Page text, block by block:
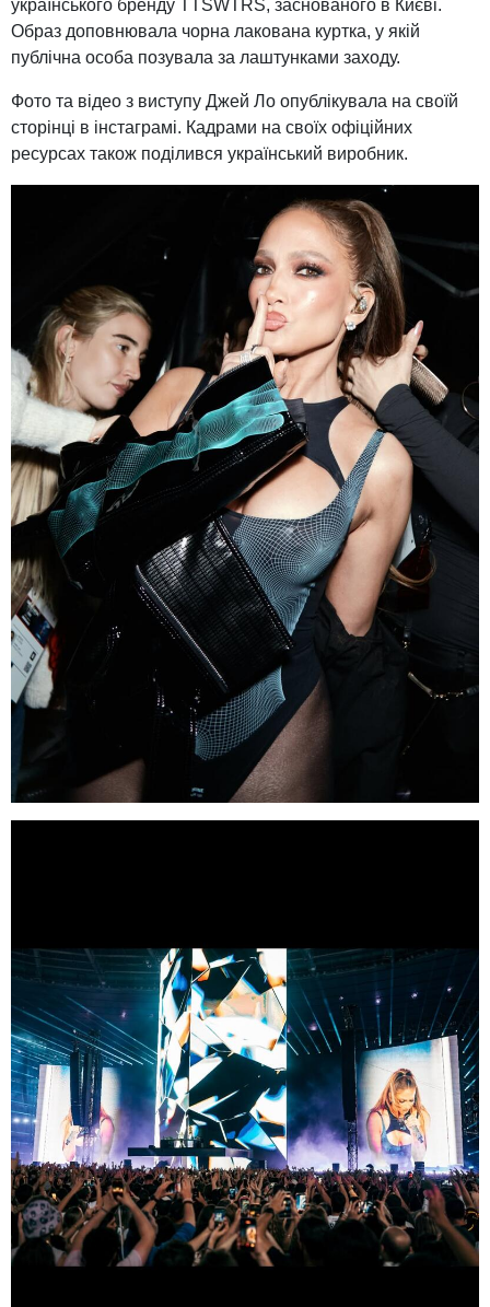
українського бренду TTSWTRS, заснованого в Києві.
Образ доповнювала чорна лакована куртка, у якій
публічна особа позувала за лаштунками заходу.
Фото та відео з виступу Джей Ло опублікувала на своїй
сторінці в інстаграмі. Кадрами на своїх офіційних
ресурсах також поділився український виробник.